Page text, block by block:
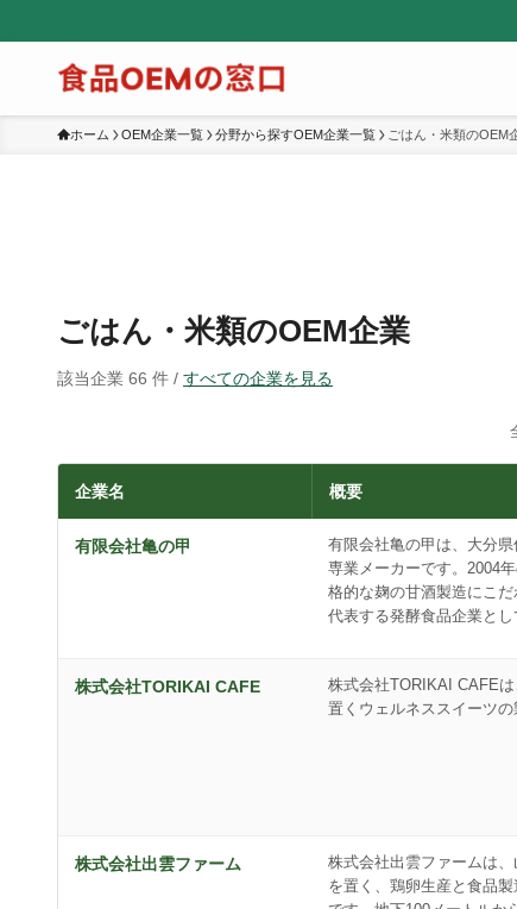
ホーム OEM企業一覧 分野から探すOEM企業一覧 ごはん・米類のOEM
ごはん・米類のOEM企業
該当企業 66 件 / すべての企業を見る
企業名 概要
有限会社亀の甲
有限会社亀の甲は、大分
専業メーカーです。2004
格的な麹の甘酒製造にこ
代表する発酵食品企業と
株式会社TORIKAI CAFE
株式会社TORIKAI CAFE
置くウェルネススイーツの
株式会社出雲ファーム
株式会社出雲ファームは
を置く、鶏卵生産と食品